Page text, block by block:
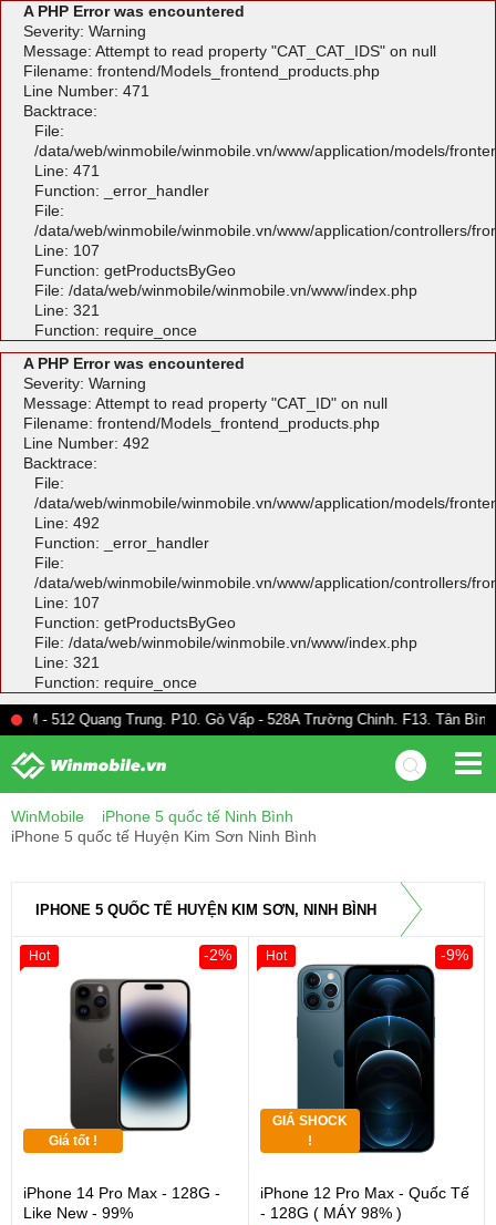
A PHP Error was encountered
Severity: Warning
Message: Attempt to read property "CAT_CAT_IDS" on null
Filename: frontend/Models_frontend_products.php
Line Number: 471
Backtrace:
File:
/data/web/winmobile/winmobile.vn/www/application/models/
Line: 471
Function: _error_handler
File:
/data/web/winmobile/winmobile.vn/www/application/controllers/
Line: 107
Function: getProductsByGeo
File: /data/web/winmobile/winmobile.vn/www/index.php
Line: 321
Function: require_once
A PHP Error was encountered
Severity: Warning
Message: Attempt to read property "CAT_ID" on null
Filename: frontend/Models_frontend_products.php
Line Number: 492
Backtrace:
File:
/data/web/winmobile/winmobile.vn/www/application/models/
Line: 492
Function: _error_handler
File:
/data/web/winmobile/winmobile.vn/www/application/controllers/
Line: 107
Function: getProductsByGeo
File: /data/web/winmobile/winmobile.vn/www/index.php
Line: 321
Function: require_once
Trung. P10. Gò Vấp - 528A Trường Chinh. F13. Tân Bình
WinMobile
iPhone 5 quốc tế Ninh Bình
iPhone 5 quốc tế Huyện Kim Sơn Ninh Bình
IPHONE 5 QUỐC TẾ HUYỆN KIM SƠN, NINH BÌNH
Giá tốt !
iPhone 14 Pro Max - 128G -
Like New - 99%
-2%
Hot
GIÁ SHOCK
!
iPhone 12 Pro Max - Quốc Tế
- 128G ( MÁY 98% )
-9%
Hot